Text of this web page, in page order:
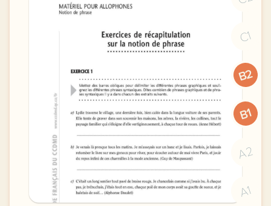
C1
B2
B1
A2
A1